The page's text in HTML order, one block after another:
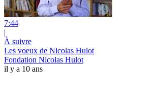
7:44
|
À suivre
Les voeux de Nicolas Hulot
Fondation Nicolas Hulot
il y a 10 ans